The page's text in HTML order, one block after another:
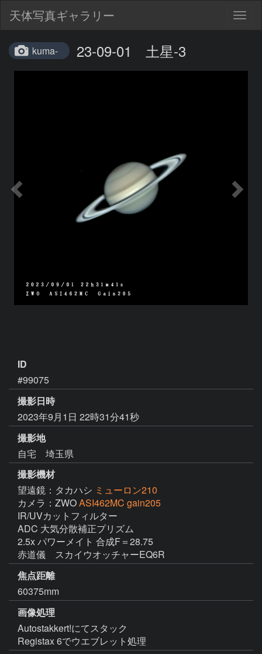
天体写真ギャラリー
kuma- 23-09-01 土星-3
ID
#99075
撮影日時
2023年9月1日 22時31分41秒
撮影地
自宅 埼玉県
撮影機材
望遠鏡：タカハシ ミューロン210
カメラ：ZWOASI462MC gain205
IR/UVカットフィルター
ADC 大気分散補正プリズム
2.5x パワーメイト 合成F＝28.75
赤道儀　スカイウオッチャーEQ6R
焦点距離
60375mm
画像処理
Autostakkert!にてスタック
Registax 6でウエブレット処理